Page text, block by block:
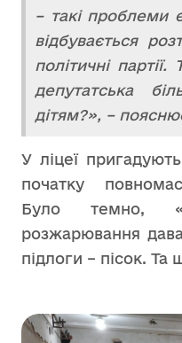
– такі проблеми
відбувається
політичні
депутатська
дітям?», –
У ліцеї
початку
Було темно,
розжарювання
підлоги – пісок.